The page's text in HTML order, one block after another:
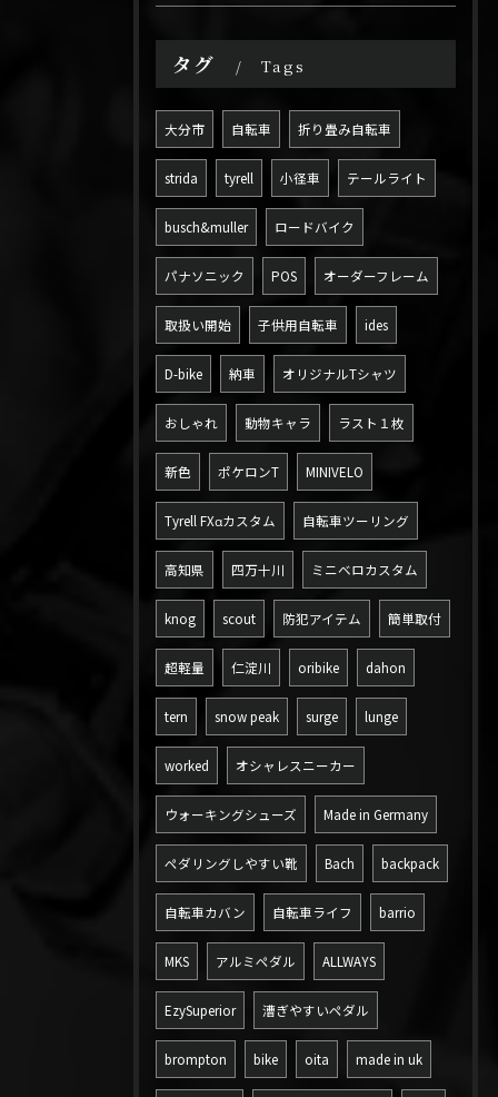
タグ Tags
大分市 自転車 折り畳み自転車
strida tyrell 小径車 テールライト
busch&muller ロードバイク
パナソニック POS オーダーフレーム
取扱い開始 子供用自転車 ides
D-bike 納車 オリジナルTシャツ
おしゃれ 動物キャラ ラスト１枚
新色 ポケロンT MINIVELO
Tyrell FXαカスタム 自転車ツーリング
高知県 四万十川 ミニベロカスタム
knog scout 防犯アイテム 簡単取付
超軽量 仁淀川 oribike dahon
tern snow peak surge lunge
worked オシャレスニーカー
ウォーキングシューズ Made in Germany
ペダリングしやすい靴 Bach backpack
自転車カバン 自転車ライフ barrio
MKS アルミペダル ALLWAYS
EzySuperior 漕ぎやすいペダル
brompton bike oita made in uk